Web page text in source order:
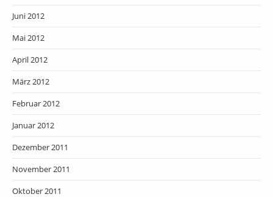
Juni 2012
Mai 2012
April 2012
März 2012
Februar 2012
Januar 2012
Dezember 2011
November 2011
Oktober 2011